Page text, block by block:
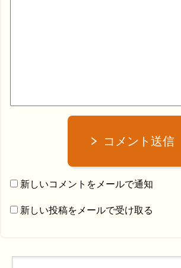
コメント送信
新しいコメントをメールで通知
新しい投稿をメールで受け取る